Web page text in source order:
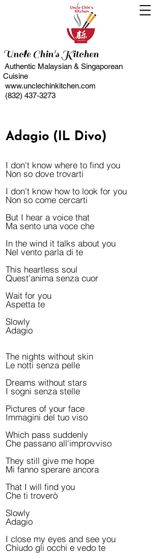
Uncle Chin's Kitchen
Authentic Malaysian & Singaporean
Cuisine
www.unclechinkitchen.com
(832) 437-3273
Adagio (IL Divo)
I don't know where to find you
Non so dove trovarti
I don't know how to look for you
Non so come cercarti
But I hear a voice that
Ma sento una voce che
In the wind it talks about you
Nel vento parla di te
This heartless soul
Quest'anima senza cuor
Wait for you
Aspetta te
Slowly
Adagio
The nights without skin
Le notti senza pelle
Dreams without stars
I sogni senza stelle
Pictures of your face
Immagini del tuo viso
Which pass suddenly
Che passano all'improvviso
They still give me hope
Mi fanno sperare ancora
That I will find you
Che ti troverò
Slowly
Adagio
I close my eyes and see you
Chiudo gli occhi e vedo te